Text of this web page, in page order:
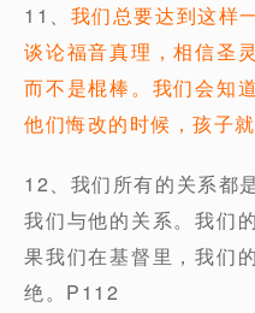
11、 我们总要达到这样
谈论福音真理，相信圣
而不是棍棒。我们会知
他们悔改的时候，孩子就
12、我们所有的关系都
我们与他的关系。我们
果我们在基督里，我们
绝。P112